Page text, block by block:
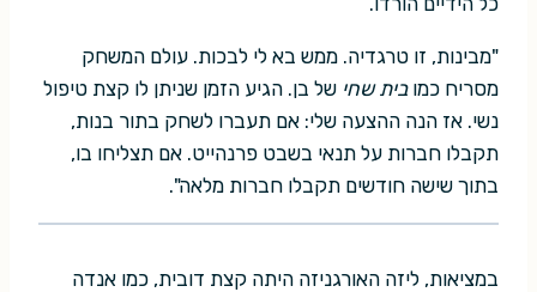
"מבינות, זו טרגדיה. ממש בא לי לבכות. עולם המשחק
מסריח כמובית שחי של בן. הגיע הזמן שניתן לו קצת טיפול
נשי. אז הנה ההצעה שלי: אם תעברו לשחק בתור בנות,
תקבלו חברות על תנאי בשבט פרנהייט. אם תצליחו בו,
בתוך שישה חודשים תקבלו חברות מלאה".
במציאות, ליזה האורגניזה היתה קצת דובית, כמו אנדה